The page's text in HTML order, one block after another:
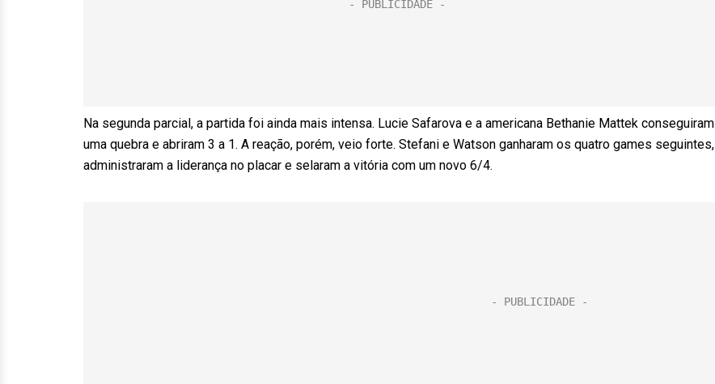
Na segunda parcial, a partida foi ainda mais intensa. Lucie Safarova e a americana Bethanie Mattek conseguiram
uma quebra e abriram 3 a 1. A reação, porém, veio forte. Stefani e Watson ganharam os quatro games seguintes,
administraram a liderança no placar e selaram a vitória com um novo 6/4.